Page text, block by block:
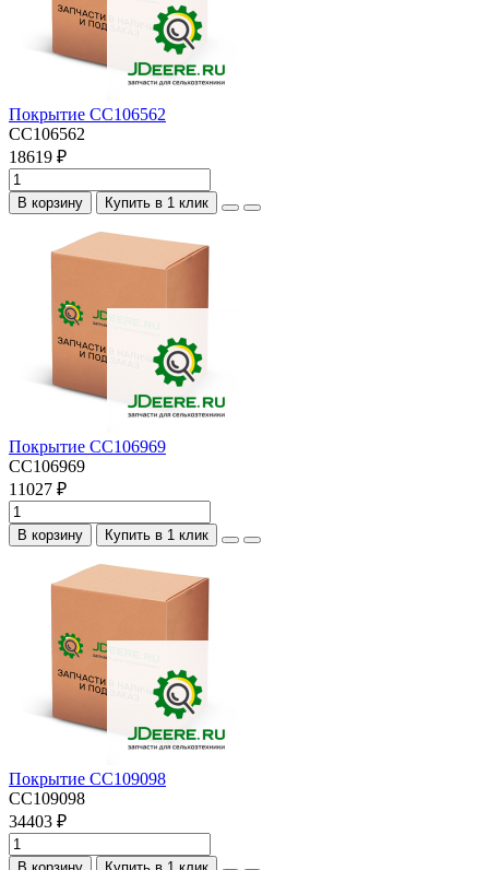
Покрытие CC106562
CC106562
18619 ₽
В корзину Купить в 1 клик
Покрытие CC106969
CC106969
11027 ₽
В корзину Купить в 1 клик
Покрытие CC109098
CC109098
34403 ₽